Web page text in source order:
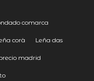
comarca
corà Leña das
madrid